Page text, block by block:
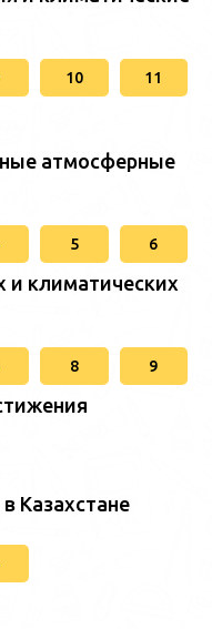
10 11
атмосферные
5 6
и климатических
8 9
Казахстане